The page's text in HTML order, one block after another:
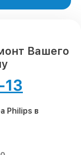
Вашего
Philips в